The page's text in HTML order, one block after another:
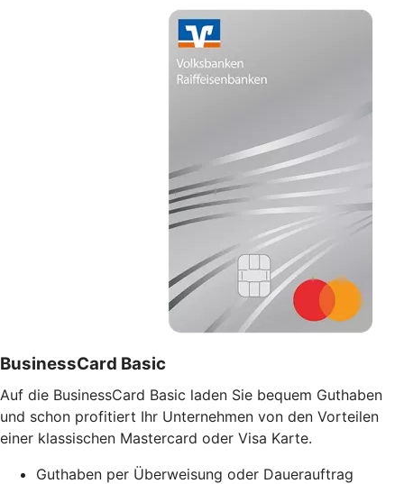
BusinessCard Basic
Auf die BusinessCard Basic laden Sie bequem Guthaben
und schon profitiert Ihr Unternehmen von den Vorteilen
einer klassischen Mastercard oder Visa Karte.
Guthaben per Überweisung oder Dauerauftrag